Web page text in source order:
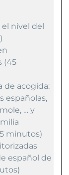
el nivel del
(45
de acogida:
españolas,
… y
minutos)
español de